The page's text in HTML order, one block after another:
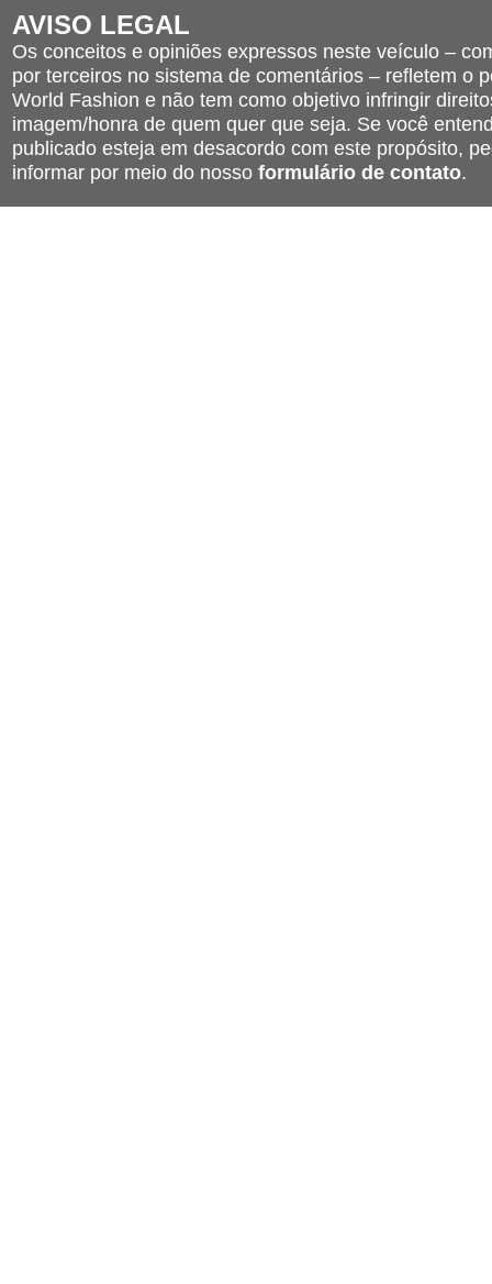
AVISO LEGAL
Os conceitos e opiniões expressos neste veículo –
por terceiros no sistema de comentários – refletem o
World Fashion e não tem como objetivo infringir
imagem/honra de quem quer que seja. Se você
publicado esteja em desacordo com este propósito,
informar por meio do nosso formulário de contato.